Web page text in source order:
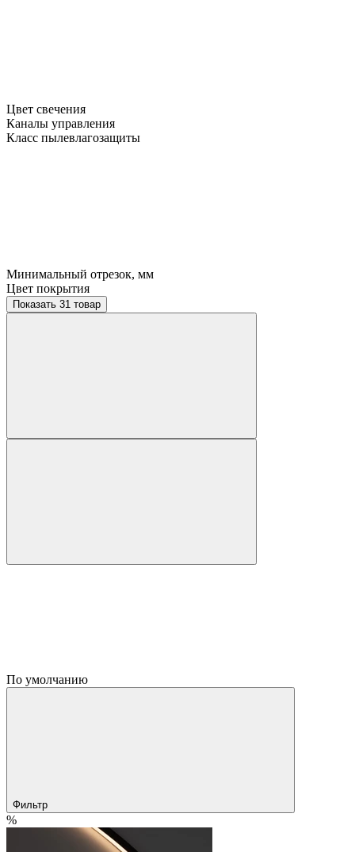
Цвет свечения
Каналы управления
Класс пылевлагозащиты
Минимальный отрезок, мм
Цвет покрытия
Показать 31 товар
По умолчанию
Фильтр
%